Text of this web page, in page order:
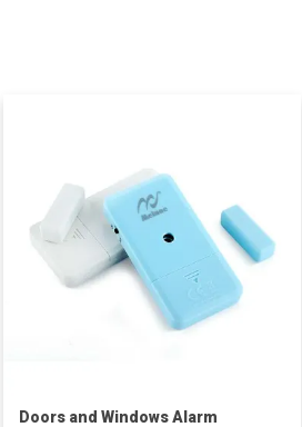
Doors and Windows Alarm